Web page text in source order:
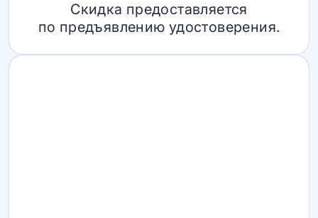
Скидка предоставляется
по предъявлению удостоверения.